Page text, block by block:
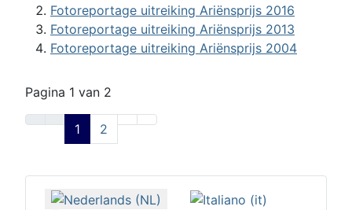
Selecteer de taal
Fotoreportage uitreiking Ariënsprijs 2016
Fotoreportage uitreiking Ariënsprijs 2013
Fotoreportage uitreiking Ariënsprijs 2004
Pagina 1 van 2
1 2